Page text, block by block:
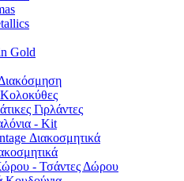
Gold
Γιρλάντες
- Kit
Διακοσμητικά
- Τσάντες Δώρου